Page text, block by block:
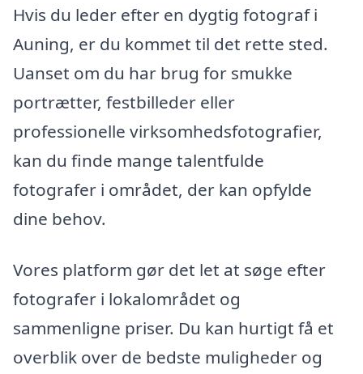
Hvis du leder efter en dygtig fotograf i
Auning, er du kommet til det rette sted.
Uanset om du har brug for smukke
portrætter, festbilleder eller
professionelle virksomhedsfotografier,
kan du finde mange talentfulde
fotografer i området, der kan opfylde
dine behov.
Vores platform gør det let at søge efter
fotografer i lokalområdet og
sammenligne priser. Du kan hurtigt få et
overblik over de bedste muligheder og